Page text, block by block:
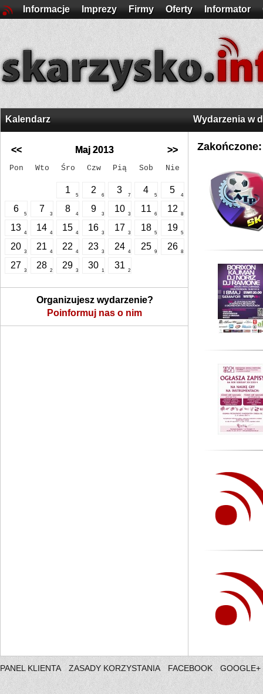
Informacje Imprezy Firmy Oferty Informator
Kalendarz
<< Maj 2013 >>
Pon Wto Śro Czw Pią Sob Nie
1
5
2
6
3
7
4
5
5
4
6
5
7
3
8
4
9
3
10
3
11
6
12
8
13
4
14
4
15
4
16
3
17
3
18
5
19
5
20
3
21
4
22
4
23
3
24
4
25
9
26
8
27
3
28
2
29
3
30
1
31
2
Organizujesz wydarzenie?
Poinformuj nas o nim
Wydarzenia w
Zakończone:
PANEL KLIENTA ZASADY KORZYSTANIA FACEBOOK GOOGLE+